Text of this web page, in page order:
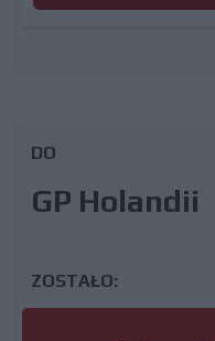
DO
GP Holandii
ZOSTAŁO: